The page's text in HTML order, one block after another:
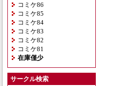
コミケ86
コミケ85
コミケ84
コミケ83
コミケ82
コミケ81
在庫僅少
サークル検索